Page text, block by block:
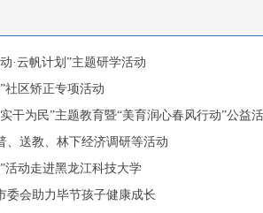
·云帆计划”主题研学活动
社区矫正专项活动
干为民”主题教育暨“美育润心春风行动”公益
、送教、林下经济调研等活动
活动走进黑龙江科技大学
委会助力毕节孩子健康成长